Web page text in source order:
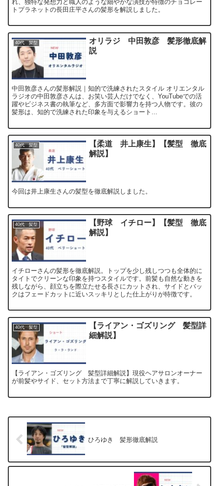
れ、独特な発想力と職人のような細やかな演技が特徴のチョコレー
トプラネットの長田庄平さんの髪形を解説しました。
40代 髪型
オリラジ 中田敦彦 髪形徹底解
説
中田敦彦さんの髪形解説｜知的で洗練されたスタイル オリエンタル
ラジオの中田敦彦さんは、お笑い芸人だけでなく、YouTubeでの活
躍やビジネス書の執筆など、多方面で影響力を持つ人物です。彼の
髪形は、知的で洗練された印象を与えるショート...
40代 髪型
【柔道 井上康生】【髪型 徹底
解説】
今回は井上康生さんの髪型を徹底解説しました。
40代 髪型
【野球 イチロー】【髪型 徹底
解説】
イチローさんの髪形を徹底解説。トップを少し残しつつも全体的に
タイトでクリーンな印象を持つスタイルです。前髪も自然な動きを
残しながら、顔立ちを際立たせる長さにカットされ、サイドとバッ
クはフェードカットに近いスッキリとした仕上がりが特徴です。
40代 髪型
【ライアン・ゴズリング 髪型詳
細解説】
【ライアン・ゴズリング 髪型詳細解説】現役ヘアサロンオーナー
が前髪やサイド、セット方法まで丁寧に解説していきます。
ひろゆき 髪形徹底解説